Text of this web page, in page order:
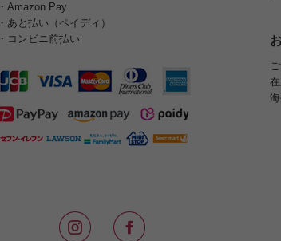
・Amazon Pay
・あと払い（ペイディ）
・コンビニ前払い